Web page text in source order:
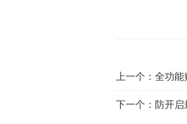
上一个： 全功能
下一个： 防开启